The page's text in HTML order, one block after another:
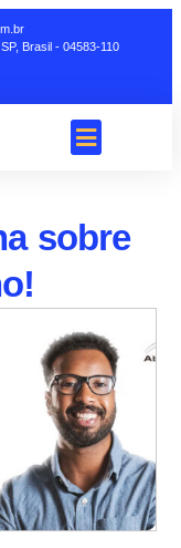
Brasil - 04583-110
sobre